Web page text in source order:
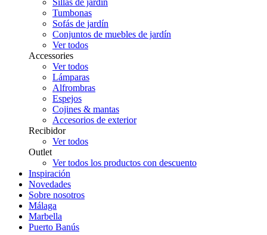
Tumbonas
Sofás de jardín
Conjuntos de muebles de jardín
Ver todos
Accessories
Ver todos
Lámparas
Alfrombras
Espejos
Cojines & mantas
Accesorios de exterior
Recibidor
Ver todos
Outlet
Ver todos los productos con descuento
Inspiración
Novedades
Sobre nosotros
Málaga
Marbella
Puerto Banús